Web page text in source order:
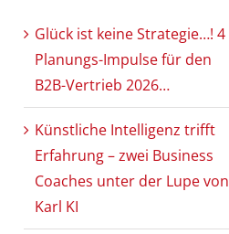
Glück ist keine Strategie…! 4
Planungs-Impulse für den
B2B-Vertrieb 2026…
Künstliche Intelligenz trifft
Erfahrung – zwei Business
Coaches unter der Lupe von
Karl KI